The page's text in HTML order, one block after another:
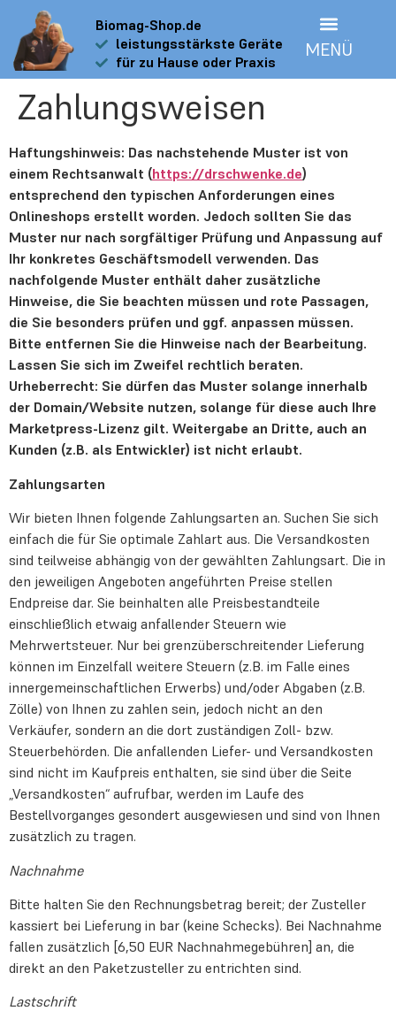
Biomag-Shop.de
leistungsstärkste Geräte
für zu Hause oder Praxis
MENÜ
Zahlungsweisen
Haftungshinweis: Das nachstehende Muster ist von
einem Rechtsanwalt (https://drschwenke.de)
entsprechend den typischen Anforderungen eines
Onlineshops erstellt worden. Jedoch sollten Sie das
Muster nur nach sorgfältiger Prüfung und Anpassung auf
Ihr konkretes Geschäftsmodell verwenden. Das
nachfolgende Muster enthält daher zusätzliche
Hinweise, die Sie beachten müssen und rote Passagen,
die Sie besonders prüfen und ggf. anpassen müssen.
Bitte entfernen Sie die Hinweise nach der Bearbeitung.
Lassen Sie sich im Zweifel rechtlich beraten.
Urheberrecht: Sie dürfen das Muster solange innerhalb
der Domain/Website nutzen, solange für diese auch Ihre
Marketpress-Lizenz gilt. Weitergabe an Dritte, auch an
Kunden (z.B. als Entwickler) ist nicht erlaubt.
Zahlungsarten
Wir bieten Ihnen folgende Zahlungsarten an. Suchen Sie sich
einfach die für Sie optimale Zahlart aus. Die Versandkosten
sind teilweise abhängig von der gewählten Zahlungsart. Die in
den jeweiligen Angeboten angeführten Preise stellen
Endpreise dar. Sie beinhalten alle Preisbestandteile
einschließlich etwaig anfallender Steuern wie
Mehrwertsteuer. Nur bei grenzüberschreitender Lieferung
können im Einzelfall weitere Steuern (z.B. im Falle eines
innergemeinschaftlichen Erwerbs) und/oder Abgaben (z.B.
Zölle) von Ihnen zu zahlen sein, jedoch nicht an den
Verkäufer, sondern an die dort zuständigen Zoll- bzw.
Steuerbehörden. Die anfallenden Liefer- und Versandkosten
sind nicht im Kaufpreis enthalten, sie sind über die Seite
„Versandkosten“ aufrufbar, werden im Laufe des
Bestellvorganges gesondert ausgewiesen und sind von Ihnen
zusätzlich zu tragen.
Nachnahme
Bitte halten Sie den Rechnungsbetrag bereit; der Zusteller
kassiert bei Lieferung in bar (keine Schecks). Bei Nachnahme
fallen zusätzlich [6,50 EUR Nachnahmegebühren] an, die
direkt an den Paketzusteller zu entrichten sind.
Lastschrift